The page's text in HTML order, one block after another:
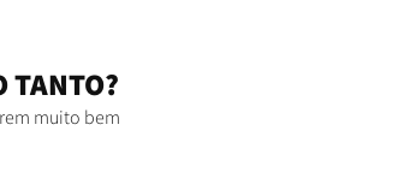
TANTO?
muito bem